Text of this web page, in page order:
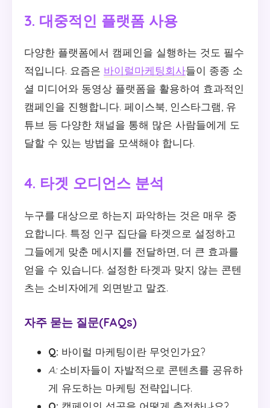
3. 대중적인 플랫폼 사용
다양한 플랫폼에서 캠페인을 실행하는 것도 필수
적입니다. 요즘은 바이럴마케팅회사들이 종종 소
셜 미디어와 동영상 플랫폼을 활용하여 효과적인
캠페인을 진행합니다. 페이스북, 인스타그램, 유
튜브 등 다양한 채널을 통해 많은 사람들에게 도
달할 수 있는 방법을 모색해야 합니다.
4. 타겟 오디언스 분석
누구를 대상으로 하는지 파악하는 것은 매우 중
요합니다. 특정 인구 집단을 타겟으로 설정하고
그들에게 맞춘 메시지를 전달하면, 더 큰 효과를
얻을 수 있습니다. 설정한 타겟과 맞지 않는 콘텐
츠는 소비자에게 외면받고 말죠.
자주 묻는 질문(FAQs)
Q: 바이럴 마케팅이란 무엇인가요?
A:소비자들이 자발적으로 콘텐츠를 공유하
게 유도하는 마케팅 전략입니다.